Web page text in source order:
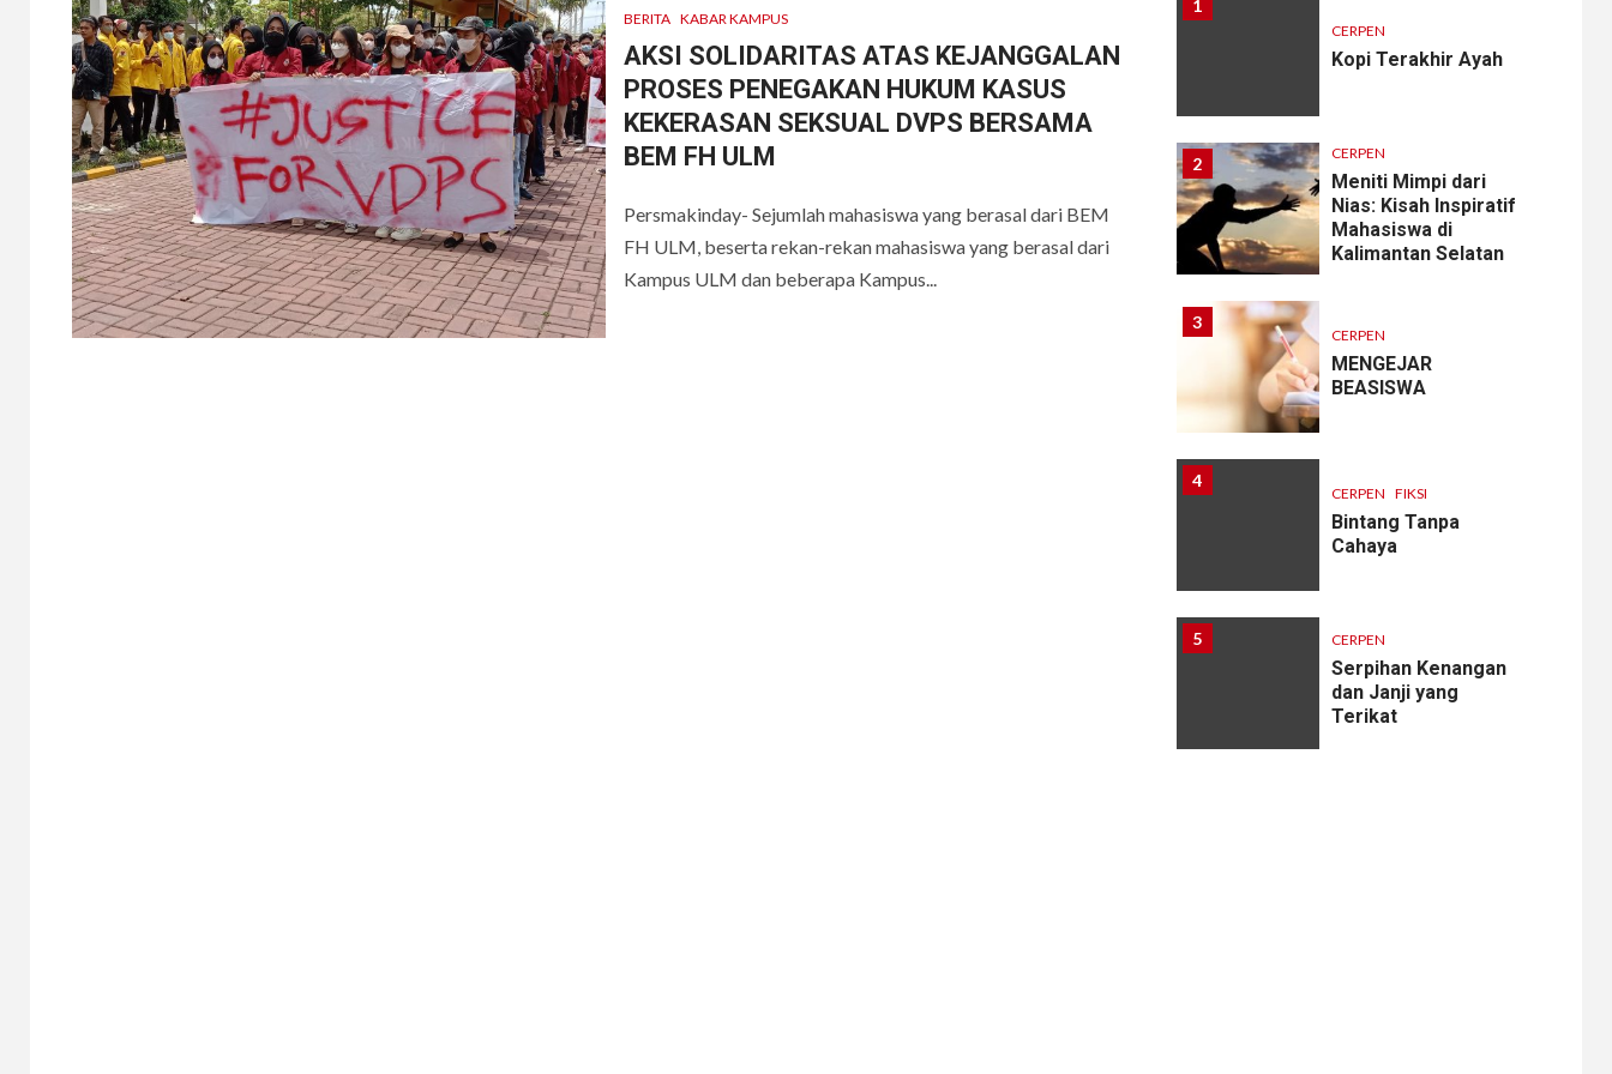
BERITA KABAR KAMPUS
AKSI SOLIDARITAS ATAS KEJANGGALAN
PROSES PENEGAKAN HUKUM KASUS
KEKERASAN SEKSUAL DVPS BERSAMA
BEM FH ULM
Persmakinday- Sejumlah mahasiswa yang berasal dari BEM
FH ULM, beserta rekan-rekan mahasiswa yang berasal dari
Kampus ULM dan beberapa Kampus...
1
CERPEN
Kopi Terakhir Ayah
2 CERPEN
Meniti Mimpi dari
Nias: Kisah Inspiratif
Mahasiswa di
Kalimantan Selatan
3
CERPEN
MENGEJAR
BEASISWA
4
CERPEN FIKSI
Bintang Tanpa
Cahaya
5 CERPEN
Serpihan Kenangan
dan Janji yang
Terikat